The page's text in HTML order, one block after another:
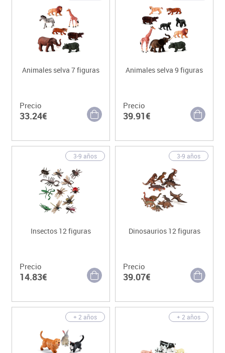
Animales selva 7 figuras
Precio
33.24€
Animales selva 9 figuras
Precio
39.91€
3-9 años
Insectos 12 figuras
Precio
14.83€
3-9 años
Dinosaurios 12 figuras
Precio
39.07€
+ 2 años + 2 años